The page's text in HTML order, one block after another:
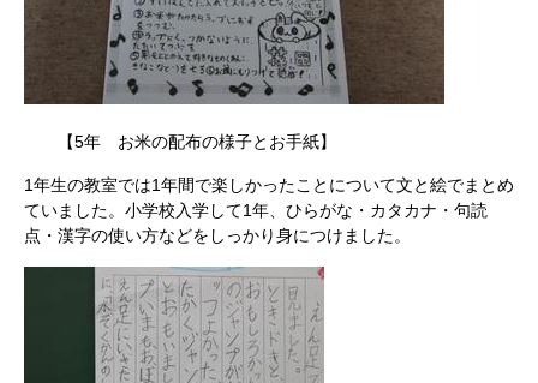
【5年 お米の配布の様子とお手紙】
1年生の教室では1年間で楽しかったことについて文と絵でまとめ
ていました。小学校入学して1年、ひらがな・カタカナ・句読
点・漢字の使い方などをしっかり身につけました。